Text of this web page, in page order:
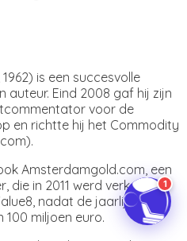
is een succesvolle
auteur. Eind 2008 gaf hij zijn
voor de
en richtte hij het Commodity
Amsterdamgold.com, een
die in 2011 werd verkocht
nadat de jaarlijkse
miljoen euro.
1